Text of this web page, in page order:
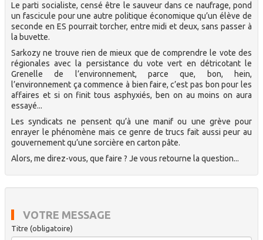
Le parti socialiste, censé être le sauveur dans ce naufrage, pond
un fascicule pour une autre politique économique qu’un élève de
seconde en ES pourrait torcher, entre midi et deux, sans passer à
la buvette.
Sarkozy ne trouve rien de mieux que de comprendre le vote des
régionales avec la persistance du vote vert en détricotant le
Grenelle de l’environnement, parce que, bon, hein,
l’environnement ça commence à bien faire, c’est pas bon pour les
affaires et si on finit tous asphyxiés, ben on au moins on aura
essayé...
Les syndicats ne pensent qu’à une manif ou une grève pour
enrayer le phénomène mais ce genre de trucs fait aussi peur au
gouvernement qu’une sorcière en carton pâte.
Alors, me direz-vous, que faire ? Je vous retourne la question...
VOTRE MESSAGE
Titre (obligatoire)